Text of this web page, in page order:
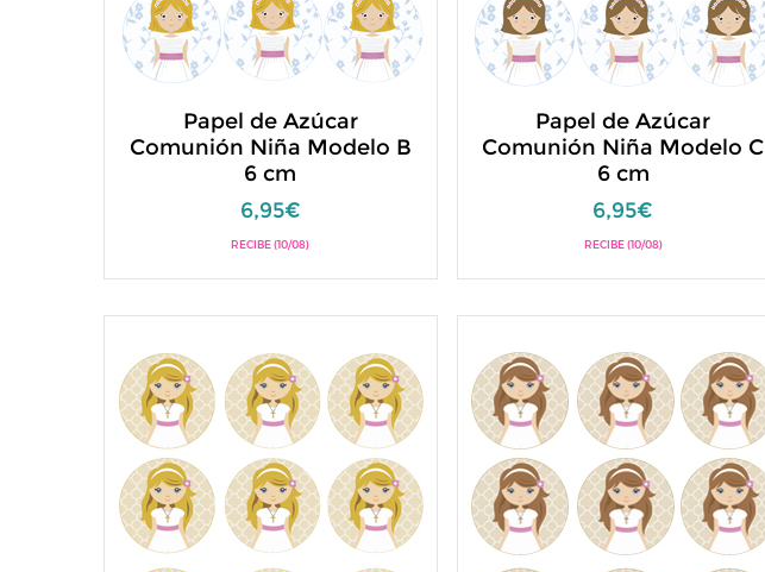
Papel de Azúcar
Comunión Niña Modelo B
6 cm
6,95€
RECIBE (10/08)
Papel de Azúcar
Comunión Niña Modelo C
6 cm
6,95€
RECIBE (10/08)